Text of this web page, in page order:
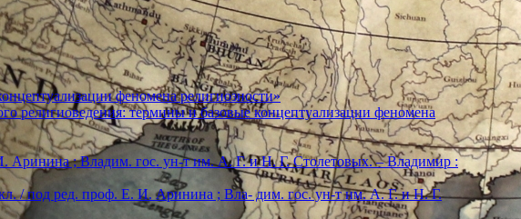
феномена религиозности»
религиоведения: термины и базовые концептуализации феномена
Аринина ; Владим. гос. ун-т им. А. Г. и Н. Г. Столетовых. – Владимир :
/ под ред. проф. Е. И. Аринина ; Вла- дим. гос. ун-т им. А. Г. и Н. Г.